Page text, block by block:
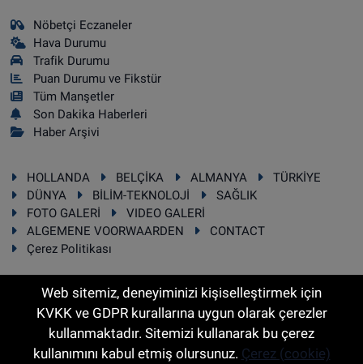
Nöbetçi Eczaneler
Hava Durumu
Trafik Durumu
Puan Durumu ve Fikstür
Tüm Manşetler
Son Dakika Haberleri
Haber Arşivi
HOLLANDA BELÇİKA ALMANYA
TÜRKİYE
DÜNYA
BİLİM-TEKNOLOJİ
SAĞLIK
FOTO GALERİ
VIDEO GALERİ
ALGEMENE VOORWAARDEN
CONTACT
Çerez Politikası
RSS Copyright © 2025 Sonhaber.eu Her hakkı saklıdır.
Web sitemiz, deneyiminizi kişiselleştirmek için
KVKK ve GDPR kurallarına uygun olarak çerezler
kullanmaktadır. Sitemizi kullanarak bu çerez
kullanımını kabul etmiş olursunuz. Çerez (cookie)